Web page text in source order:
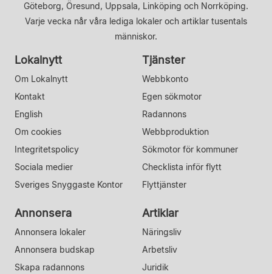
Göteborg, Öresund, Uppsala, Linköping och Norrköping.
Varje vecka når våra lediga lokaler och artiklar tusentals
människor.
Lokalnytt
Om Lokalnytt
Kontakt
English
Om cookies
Integritetspolicy
Sociala medier
Sveriges Snyggaste Kontor
Tjänster
Webbkonto
Egen sökmotor
Radannons
Webbproduktion
Sökmotor för kommuner
Checklista inför flytt
Flyttjänster
Annonsera
Annonsera lokaler
Annonsera budskap
Skapa radannons
Artiklar
Näringsliv
Arbetsliv
Juridik